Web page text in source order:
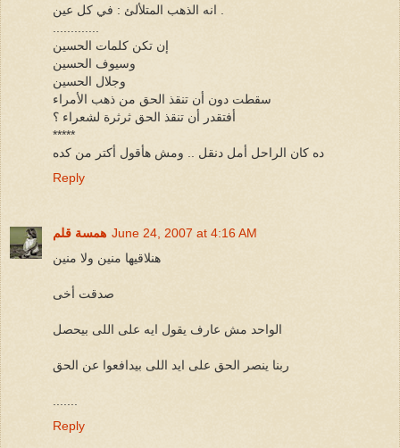
إن تكن كلمات الحسين
وسيوف الحسين
وجلال الحسين
سقطت دون أن تنقذ الحق من ذهب الأمراء
أفتقدر أن تنقذ الحق ثرثرة لشعراء ؟
*****
ده كان الراحل أمل دنقل .. ومش هأقول أكتر من كده
Reply
همسة قلم June 24, 2007 at 4:16 AM
هنلاقيها منين ولا منين
صدقت أخى
الواحد مش عارف يقول ايه على اللى بيحصل
ربنا ينصر الحق على ايد اللى بيدافعوا عن الحق
Reply